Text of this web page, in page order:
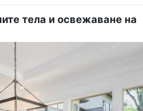
тела и освежаване на